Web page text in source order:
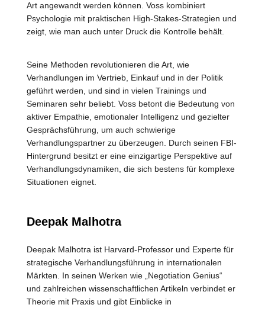
Art angewandt werden können. Voss kombiniert
Psychologie mit praktischen High-Stakes-Strategien und
zeigt, wie man auch unter Druck die Kontrolle behält.
Seine Methoden revolutionieren die Art, wie
Verhandlungen im Vertrieb, Einkauf und in der Politik
geführt werden, und sind in vielen Trainings und
Seminaren sehr beliebt. Voss betont die Bedeutung von
aktiver Empathie, emotionaler Intelligenz und gezielter
Gesprächsführung, um auch schwierige
Verhandlungspartner zu überzeugen. Durch seinen FBI-
Hintergrund besitzt er eine einzigartige Perspektive auf
Verhandlungsdynamiken, die sich bestens für komplexe
Situationen eignet.
Deepak Malhotra
Deepak Malhotra ist Harvard-Professor und Experte für
strategische Verhandlungsführung in internationalen
Märkten. In seinen Werken wie „Negotiation Genius“
und zahlreichen wissenschaftlichen Artikeln verbindet er
Theorie mit Praxis und gibt Einblicke in